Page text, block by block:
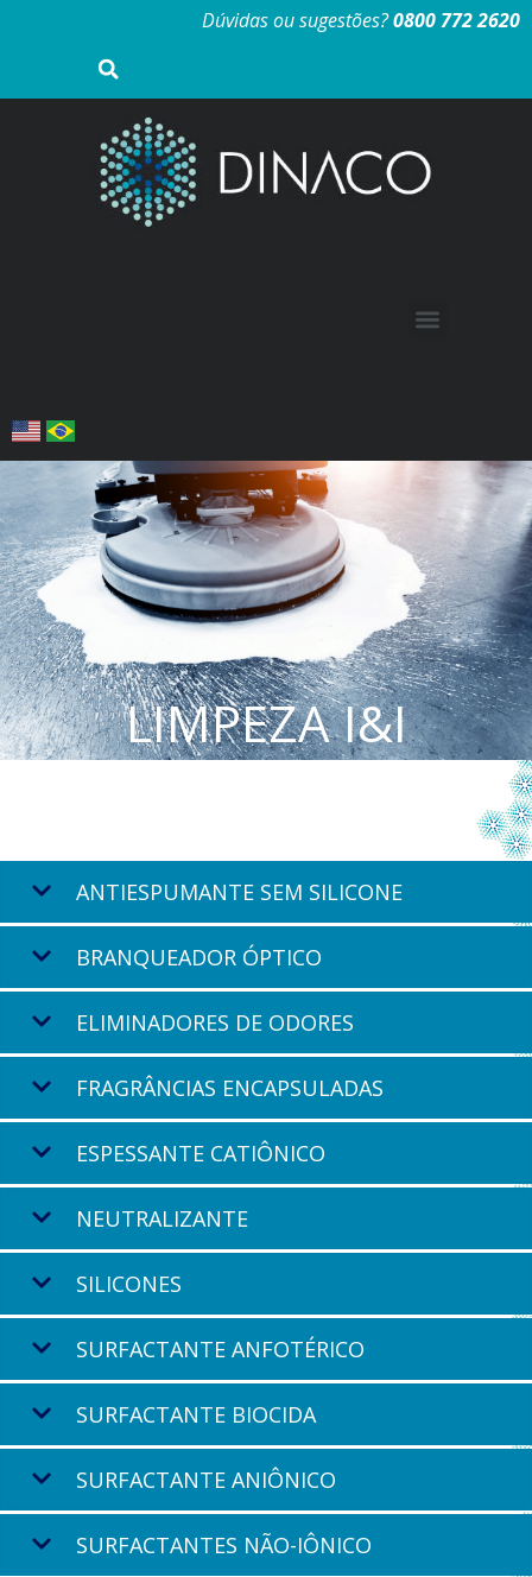
Dúvidas ou sugestões?0800 772 2620
LIMPEZA I&I
ANTIESPUMANTE SEM SILICONE
BRANQUEADOR ÓPTICO
ELIMINADORES DE ODORES
FRAGRÂNCIAS ENCAPSULADAS
ESPESSANTE CATIÔNICO
NEUTRALIZANTE
SILICONES
SURFACTANTE ANFOTÉRICO
SURFACTANTE BIOCIDA
SURFACTANTE ANIÔNICO
SURFACTANTES NÃO-IÔNICO